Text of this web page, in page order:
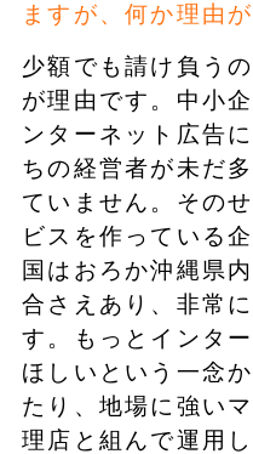
ますが、何か理由
少額でも請け負う
が理由です。中小
ンターネット広告
ちの経営者が未だ
ていません。その
ビスを作っている
国はおろか沖縄県
合さえあり、非常
す。もっとインタ
ほしいという一念
たり、地場に強い
理店と組んで運用